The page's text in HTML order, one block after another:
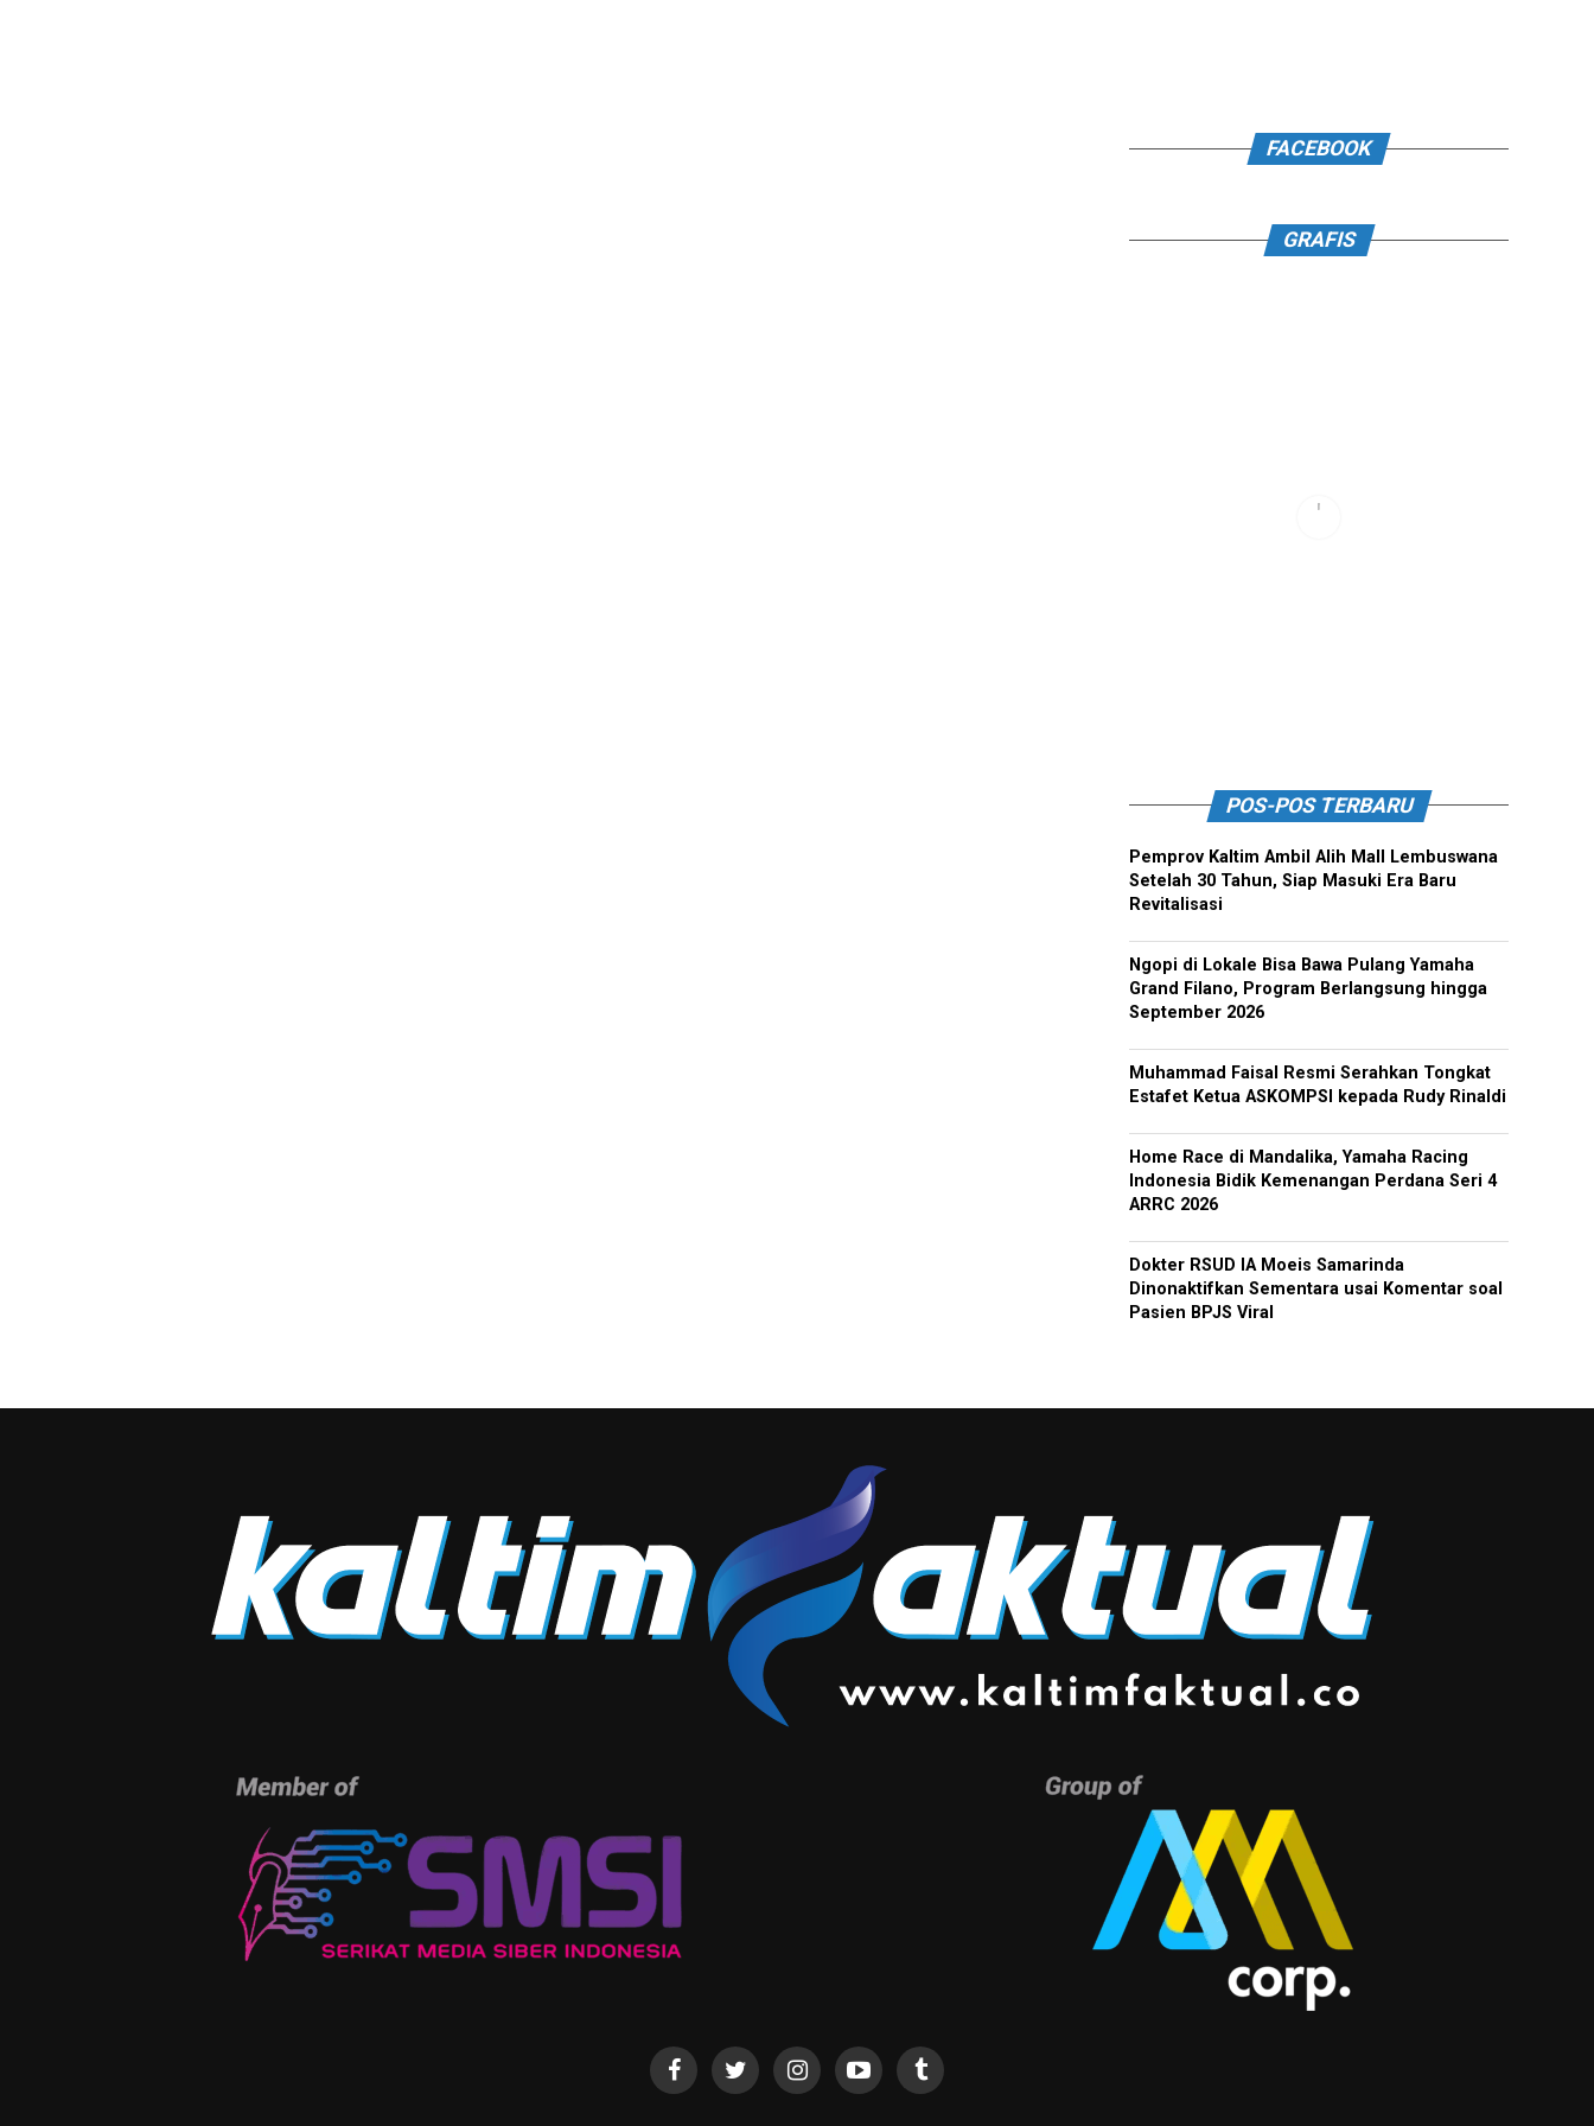
FACEBOOK
GRAFIS
POS-POS TERBARU
Pemprov Kaltim Ambil Alih Mall Lembuswana
Setelah 30 Tahun, Siap Masuki Era Baru
Revitalisasi
Ngopi di Lokale Bisa Bawa Pulang Yamaha
Grand Filano, Program Berlangsung hingga
September 2026
Muhammad Faisal Resmi Serahkan Tongkat
Estafet Ketua ASKOMPSI kepada Rudy Rinaldi
Home Race di Mandalika, Yamaha Racing
Indonesia Bidik Kemenangan Perdana Seri 4
ARRC 2026
Dokter RSUD IA Moeis Samarinda
Dinonaktifkan Sementara usai Komentar soal
Pasien BPJS Viral